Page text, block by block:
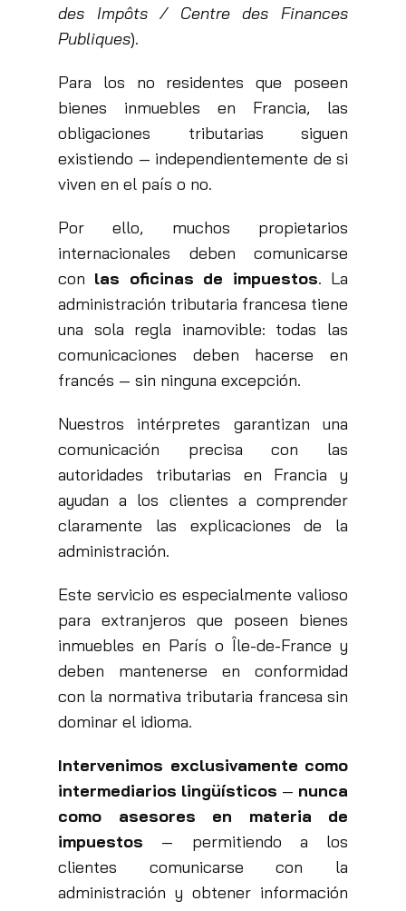
des Impôts / Centre des Finances
Publiques).
Para los no residentes que poseen
bienes inmuebles en Francia, las
obligaciones tributarias siguen
existiendo — independientemente de si
viven en el país o no.
Por ello, muchos propietarios
internacionales deben comunicarse
con las oficinas de impuestos. La
administración tributaria francesa tiene
una sola regla inamovible: todas las
comunicaciones deben hacerse en
francés — sin ninguna excepción.
Nuestros intérpretes garantizan una
comunicación precisa con las
autoridades tributarias en Francia y
ayudan a los clientes a comprender
claramente las explicaciones de la
administración.
Este servicio es especialmente valioso
para extranjeros que poseen bienes
inmuebles en París o Île-de-France y
deben mantenerse en conformidad
con la normativa tributaria francesa sin
dominar el idioma.
Intervenimos exclusivamente como
intermediarios lingüísticos — nunca
como asesores en materia de
impuestos — permitiendo a los
clientes comunicarse con la
administración y obtener información